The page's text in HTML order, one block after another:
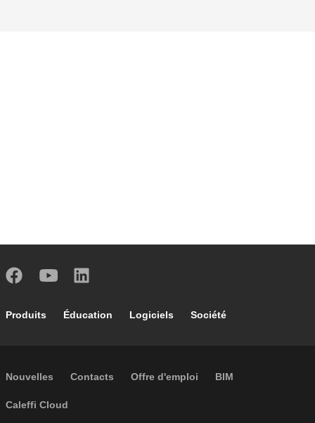
Footer main navigation
Produits Éducation Logiciels Société
Footer secondary navigation
Nouvelles Contacts Offre d'emploi BIM
Caleffi Cloud